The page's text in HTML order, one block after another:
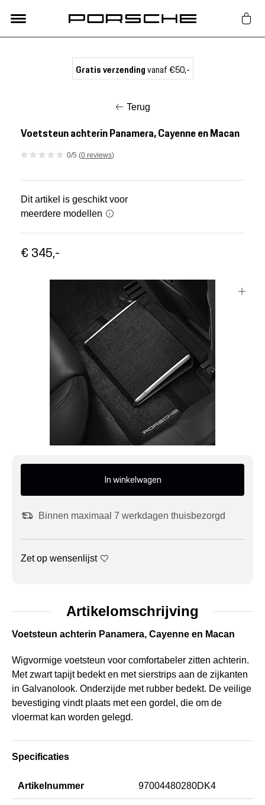
Nieuw
Acties
Porsche finder
Meer Porsche
Porsche informatie
Gratis verzendingvanaf €50,-
Terug
Voetsteun achterin Panamera, Cayenne en Macan
0/5 (0 reviews)
Dit artikel is geschikt voor
meerdere modellen
€ 345,-
In winkelwagen
Binnen maximaal 7 werkdagen thuisbezorgd
Zet op wensenlijst
Artikelomschrijving
Voetsteun achterin Panamera, Cayenne en Macan
Wigvormige voetsteun voor comfortabeler zitten achterin.
Met zwart tapijt bedekt en met sierstrips aan de zijkanten
in Galvanolook. Onderzijde met rubber bedekt. De veilige
bevestiging vindt plaats met een gordel, die om de
vloermat kan worden gelegd.
Specificaties
Artikelnummer 97004480280DK4